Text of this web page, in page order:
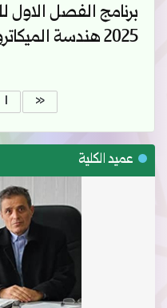
2025 هندسة الميكاترونيك
«
1
عميد الكلية